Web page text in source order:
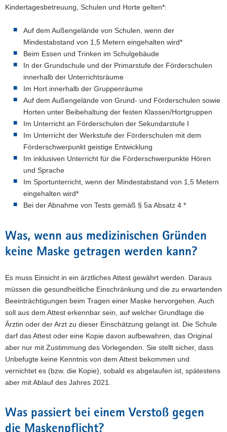
Kindertagesbetreuung, Schulen und Horte gelten*:
Auf dem Außengelände von Schulen, wenn der
Mindestabstand von 1,5 Metern eingehalten wird*
Beim Essen und Trinken im Schulgebäude
In der Grundschule und der Primarstufe der Förderschulen
innerhalb der Unterrichtsräume
Im Hort innerhalb der Gruppenräume
Auf dem Außengelände von Grund- und Förderschulen sowie
Horten unter Beibehaltung der festen Klassen/Hortgruppen
Im Unterricht an Förderschulen der Sekundarstufe I
Im Unterricht der Werkstufe der Förderschulen mit dem
Förderschwerpunkt geistige Entwicklung
Im inklusiven Unterricht für die Förderschwerpunkte Hören
und Sprache
Im Sportunterricht, wenn der Mindestabstand von 1,5 Metern
eingehalten wird*
Bei der Abnahme von Tests gemäß § 5a Absatz 4 *
Was, wenn aus medizinischen Gründen
keine Maske getragen werden kann?
Es muss Einsicht in ein ärztliches Attest gewährt werden. Daraus
müssen die gesundheitliche Einschränkung und die zu erwartenden
Beeinträchtigungen beim Tragen einer Maske hervorgehen. Auch
soll aus dem Attest erkennbar sein, auf welcher Grundlage die
Ärztin oder der Arzt zu dieser Einschätzung gelangt ist. Die Schule
darf das Attest oder eine Kopie davon aufbewahren, das Original
aber nur mit Zustimmung des Vorlegenden. Sie stellt sicher, dass
Unbefugte keine Kenntnis von dem Attest bekommen und
vernichtet es (bzw. die Kopie), sobald es abgelaufen ist, spätestens
aber mit Ablauf des Jahres 2021.
Was passiert bei einem Verstoß gegen
die Maskenpflicht?